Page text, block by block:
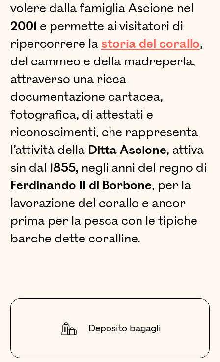
volere dalla famiglia Ascione nel
2001 e permette ai visitatori di
ripercorrere la storia del corallo,
del cammeo e della madreperla,
attraverso una ricca
documentazione cartacea,
fotografica, di attestati e
riconoscimenti, che rappresenta
l’attività della Ditta Ascione, attiva
sin dal 1855, negli anni del regno di
Ferdinando II di Borbone, per la
lavorazione del corallo e ancor
prima per la pesca con le tipiche
barche dette coralline.
Deposito bagagli